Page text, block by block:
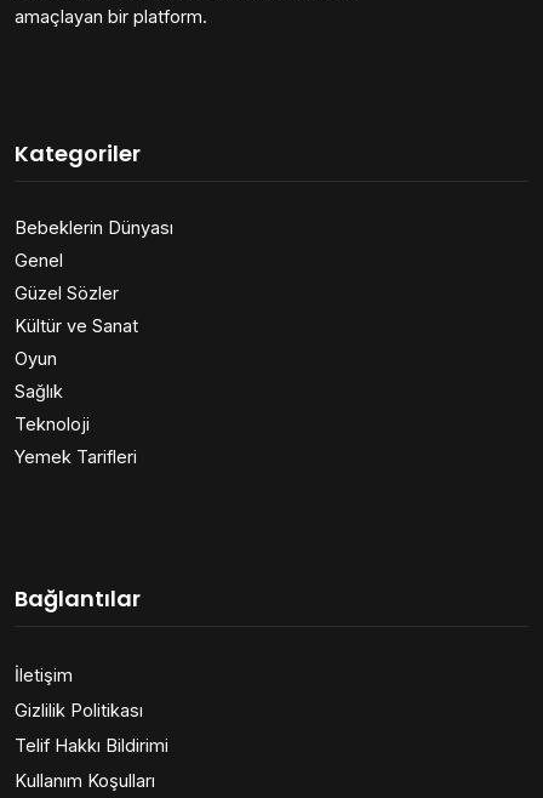
amaçlayan bir platform.
Kategoriler
Bebeklerin Dünyası
Genel
Güzel Sözler
Kültür ve Sanat
Oyun
Sağlık
Teknoloji
Yemek Tarifleri
Bağlantılar
İletişim
Gizlilik Politikası
Telif Hakkı Bildirimi
Kullanım Koşulları